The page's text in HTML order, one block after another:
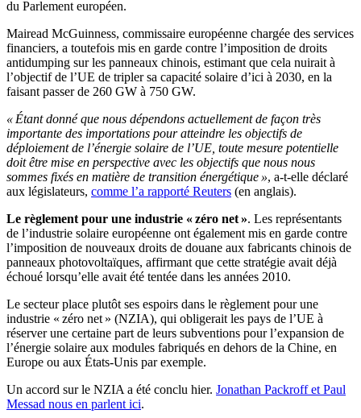
du Parlement européen.
Mairead McGuinness, commissaire européenne chargée des services
financiers, a toutefois mis en garde contre l’imposition de droits
antidumping sur les panneaux chinois, estimant que cela nuirait à
l’objectif de l’UE de tripler sa capacité solaire d’ici à 2030, en la
faisant passer de 260 GW à 750 GW.
« Étant donné que nous dépendons actuellement de façon très
importante des importations pour atteindre les objectifs de
déploiement de l’énergie solaire de l’UE, toute mesure potentielle
doit être mise en perspective avec les objectifs que nous nous
sommes fixés en matière de transition énergétique », a-t-elle déclaré
aux législateurs, comme l’a rapporté Reuters (en anglais).
Le règlement pour une industrie « zéro net ». Les représentants
de l’industrie solaire européenne ont également mis en garde contre
l’imposition de nouveaux droits de douane aux fabricants chinois de
panneaux photovoltaïques, affirmant que cette stratégie avait déjà
échoué lorsqu’elle avait été tentée dans les années 2010.
Le secteur place plutôt ses espoirs dans le règlement pour une
industrie « zéro net » (NZIA), qui obligerait les pays de l’UE à
réserver une certaine part de leurs subventions pour l’expansion de
l’énergie solaire aux modules fabriqués en dehors de la Chine, en
Europe ou aux États-Unis par exemple.
Un accord sur le NZIA a été conclu hier. Jonathan Packroff et Paul
Messad nous en parlent ici.